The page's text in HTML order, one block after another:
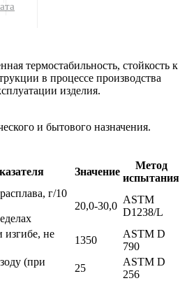
термостабильность, стойкость к
в процессе производства
изделия.
и бытового назначения.
Значение
Метод
испытания
г/10
20,0-30,0
ASTM
D1238/L
изгибе, не
1350
ASTM D
790
(при
25
ASTM D
256